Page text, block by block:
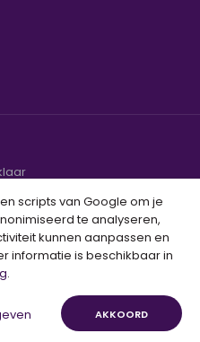
scripts van Google om je
te analyseren,
kunnen aanpassen en
informatie is beschikbaar in
.
AKKOORD
Alle Rechten
doorUnfolded.